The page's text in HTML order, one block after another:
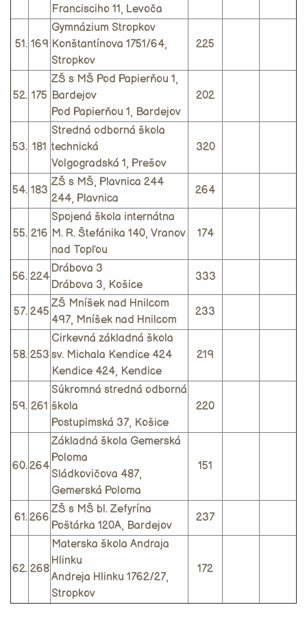
Francisciho 11, Levoča
51. 169
Gymnázium Stropkov
Konštantínova 1751/64,
Stropkov
225
52. 175
ZŠ s MŠ Pod Papierňou 1,
Bardejov
Pod Papierňou 1, Bardejov
202
53. 181
Stredná odborná škola
technická
Volgogradská 1, Prešov
320
54. 183
ZŠ s MŠ, Plavnica 244
244, Plavnica
264
55. 216
Spojená škola internátna
M. R. Štefánika 140, Vranov
nad Topľou
174
56. 224
Drábova 3
Drábova 3, Košice
333
57. 245
ZŠ Mníšek nad Hnilcom
497, Mníšek nad Hnilcom
233
58. 253
Cirkevná základná škola
sv. Michala Kendice 424
Kendice 424, Kendice
219
59. 261
Súkromná stredná odborná
škola
Postupimská 37, Košice
220
60.264
Základná škola Gemerská
Poloma
Sládkovičova 487,
Gemerská Poloma
151
61.266
ZŠ s MŠ bl. Zefyrína
Poštárka 120A, Bardejov
237
62. 268
Materska škola Andraja
Hlinku
Andreja Hlinku 1762/27,
Stropkov
172